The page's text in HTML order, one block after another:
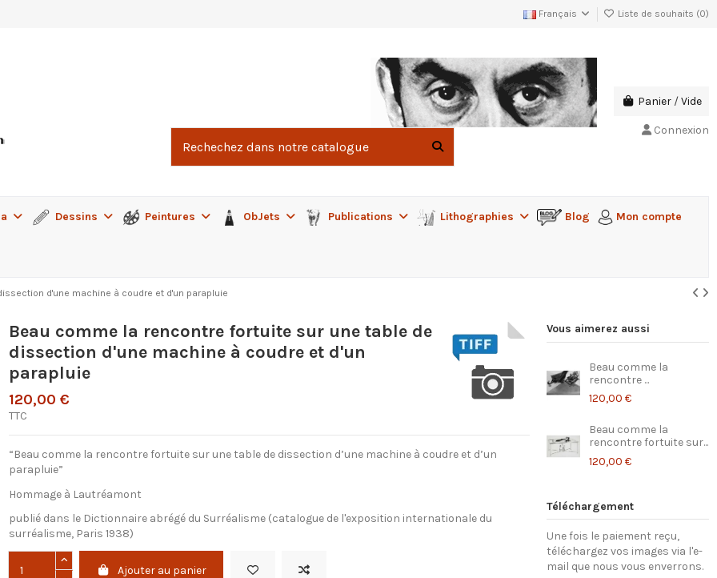
Français Liste de souhaits (0)
Panier /Vide
Connexion
Dessins Peintures ObJets Publications Lithographies Blog Mon compte
d'une machine à coudre et d'un parapluie
Beau comme la rencontre fortuite sur une table de
dissection d'une machine à coudre et d'un
parapluie
120,00 €
TTC
“Beau comme la rencontre fortuite sur une table de dissection d’une machine à coudre et d’un
parapluie”
Hommage à Lautréamont
publié dans le Dictionnaire abrégé du Surréalisme (catalogue de l'exposition internationale du
surréalisme, Paris 1938)
Ajouter au panier
Vous aimerez aussi
Beau comme la
rencontre ...
120,00 €
Beau comme la
rencontre fortuite sur...
120,00 €
Téléchargement
Une fois le paiement reçu,
téléchargez vos images via l'e-
mail que nous vous enverrons.